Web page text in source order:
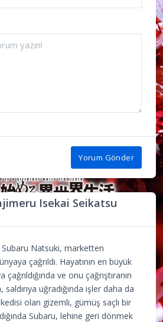
Yorum Gönder
Isekai Seikatsu
Natsuki, marketten
çağrıldı. Hayatının en büyük
ve onu çağrıştıranın
uğradığında işler daha da
olan gizemli, gümüş saçlı bir
Subaru, lehine geri dönmek